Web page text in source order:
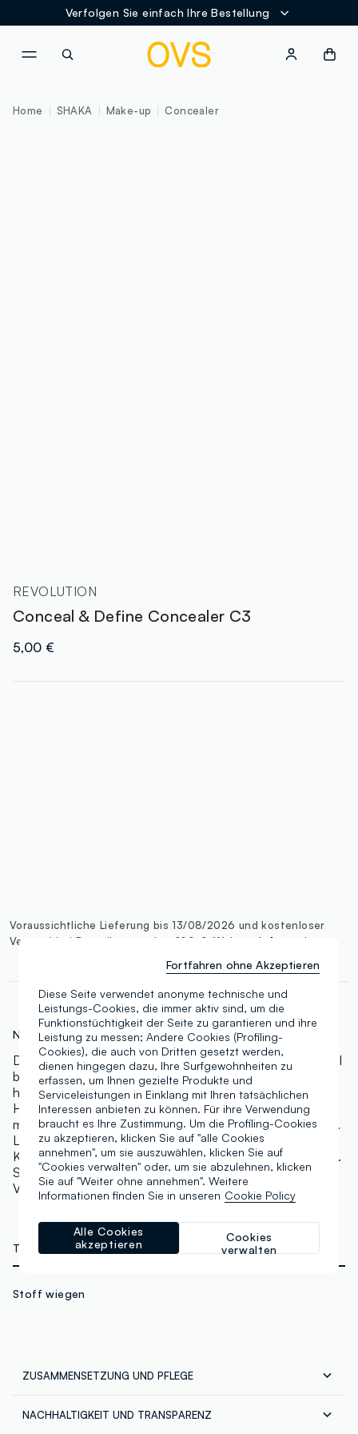
Verfolgen Sie einfach Ihre Bestellung
Home SHAKA Make-up Concealer
REVOLUTION
Conceal & Define Concealer C3
5,00 €
Voraussichtliche Lieferung bis 13/08/2026 und kostenloser
Versand bei Bestellungen über 100 €. Weitere Informationen
N.Art:000568826
Der Concealer für alle. 18 Farbtöne von kühl und neutral
bis zu warmen Tönen. Ein leichter Concealer, der
hervorragend Unvollkommenheiten abdeckt, sich dem
Hautton anpasst und Augenringe bekämpft, mit einem
matten Finish, das feine Linien oder Poren nicht betont.
Lang anhaltend mit intensiven Pigmenten, die auch für
Konturierung und Definition verwendet werden können.
Sein Applikator ermöglicht eine sanfte Anwendung.
Vegan Cruelty Free.
TECHNISCHE DETAILS
Stoff wiegen
ZUSAMMENSETZUNG UND PFLEGE
Zusammensetzung
NACHHALTIGKEIT UND TRANSPARENZ
Diese Seite verwendet anonyme technische und
Leistungs-Cookies, die immer aktiv sind, um die
Funktionstüchtigkeit der Seite zu garantieren und ihre
Leistung zu messen; Andere Cookies (Profiling-
Cookies), die auch von Dritten gesetzt werden,
dienen hingegen dazu, Ihre Surfgewohnheiten zu
erfassen, um Ihnen gezielte Produkte und
Serviceleistungen in Einklang mit Ihren tatsächlichen
Interessen anbieten zu können. Für ihre Verwendung
braucht es Ihre Zustimmung. Um die Profiling-Cookies
zu akzeptieren, klicken Sie auf "alle Cookies
annehmen", um sie auszuwählen, klicken Sie auf
"Cookies verwalten" oder, um sie abzulehnen, klicken
Sie auf "Weiter ohne annehmen". Weitere
Informationen finden Sie in unseren Cookie Policy
Cookies
verwalten
Alle Cookies
akzeptieren
Fortfahren ohne Akzeptieren